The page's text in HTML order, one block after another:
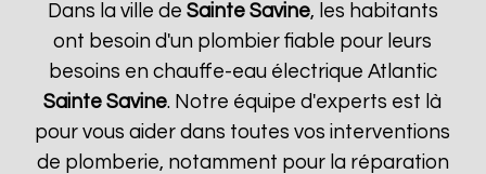
Dans la ville de Sainte Savine, les habitants
ont besoin d'un plombier fiable pour leurs
besoins en chauffe-eau électrique Atlantic
Sainte Savine. Notre équipe d'experts est là
pour vous aider dans toutes vos interventions
de plomberie, notamment pour la réparation